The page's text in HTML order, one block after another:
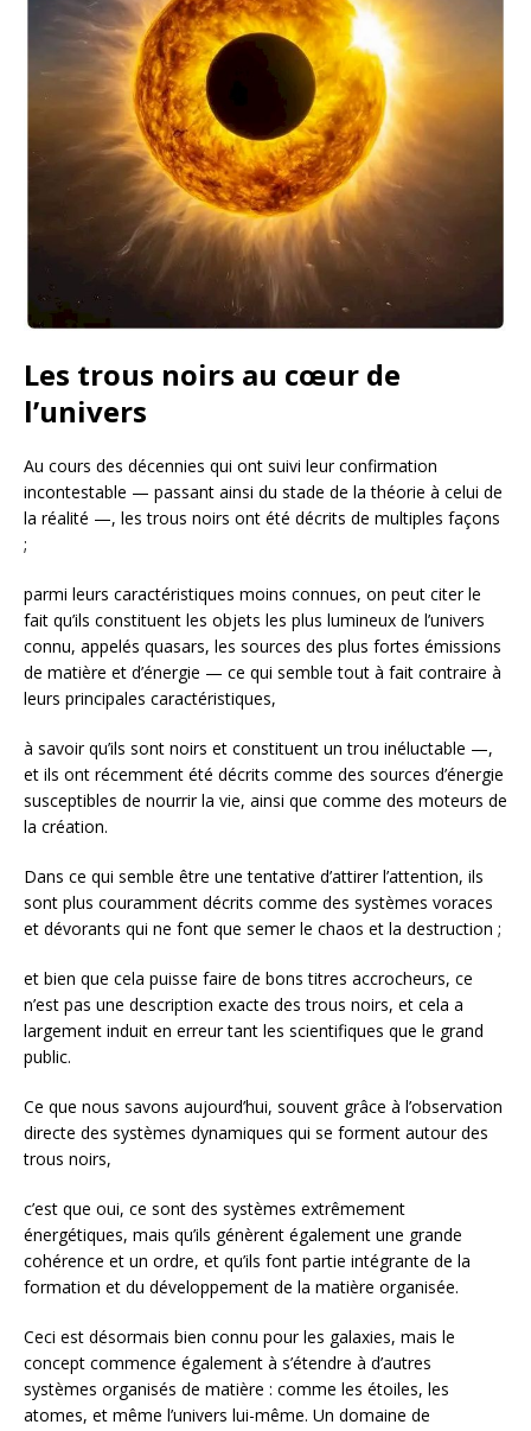
Les trous noirs au cœur de
l’univers
Au cours des décennies qui ont suivi leur confirmation
incontestable — passant ainsi du stade de la théorie à celui de
la réalité —, les trous noirs ont été décrits de multiples façons
;
parmi leurs caractéristiques moins connues, on peut citer le
fait qu’ils constituent les objets les plus lumineux de l’univers
connu, appelés quasars, les sources des plus fortes émissions
de matière et d’énergie — ce qui semble tout à fait contraire à
leurs principales caractéristiques,
à savoir qu’ils sont noirs et constituent un trou inéluctable —,
et ils ont récemment été décrits comme des sources d’énergie
susceptibles de nourrir la vie, ainsi que comme des moteurs de
la création.
Dans ce qui semble être une tentative d’attirer l’attention, ils
sont plus couramment décrits comme des systèmes voraces
et dévorants qui ne font que semer le chaos et la destruction ;
et bien que cela puisse faire de bons titres accrocheurs, ce
n’est pas une description exacte des trous noirs, et cela a
largement induit en erreur tant les scientifiques que le grand
public.
Ce que nous savons aujourd’hui, souvent grâce à l’observation
directe des systèmes dynamiques qui se forment autour des
trous noirs,
c’est que oui, ce sont des systèmes extrêmement
énergétiques, mais qu’ils génèrent également une grande
cohérence et un ordre, et qu’ils font partie intégrante de la
formation et du développement de la matière organisée.
Ceci est désormais bien connu pour les galaxies, mais le
concept commence également à s’étendre à d’autres
systèmes organisés de matière : comme les étoiles, les
atomes, et même l’univers lui-même. Un domaine de